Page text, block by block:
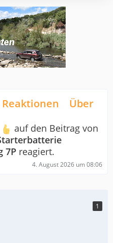
Reaktionen Über
auf den Beitrag von
7P reagiert.
4. August 2026 um 08:06
1